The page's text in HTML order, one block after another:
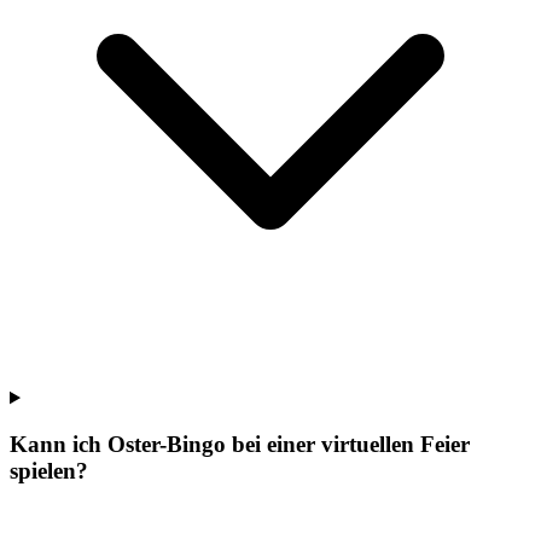
Kann ich Oster-Bingo bei einer virtuellen Feier
spielen?